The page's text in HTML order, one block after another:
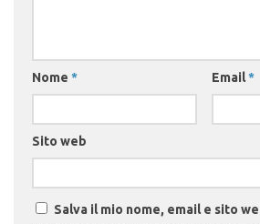
Nome * Email*
Sito web
Salva il mio nome, email e sito